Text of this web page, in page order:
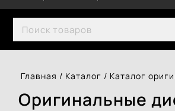
Search for:
Главная / Каталог / Каталог
Оригинальные